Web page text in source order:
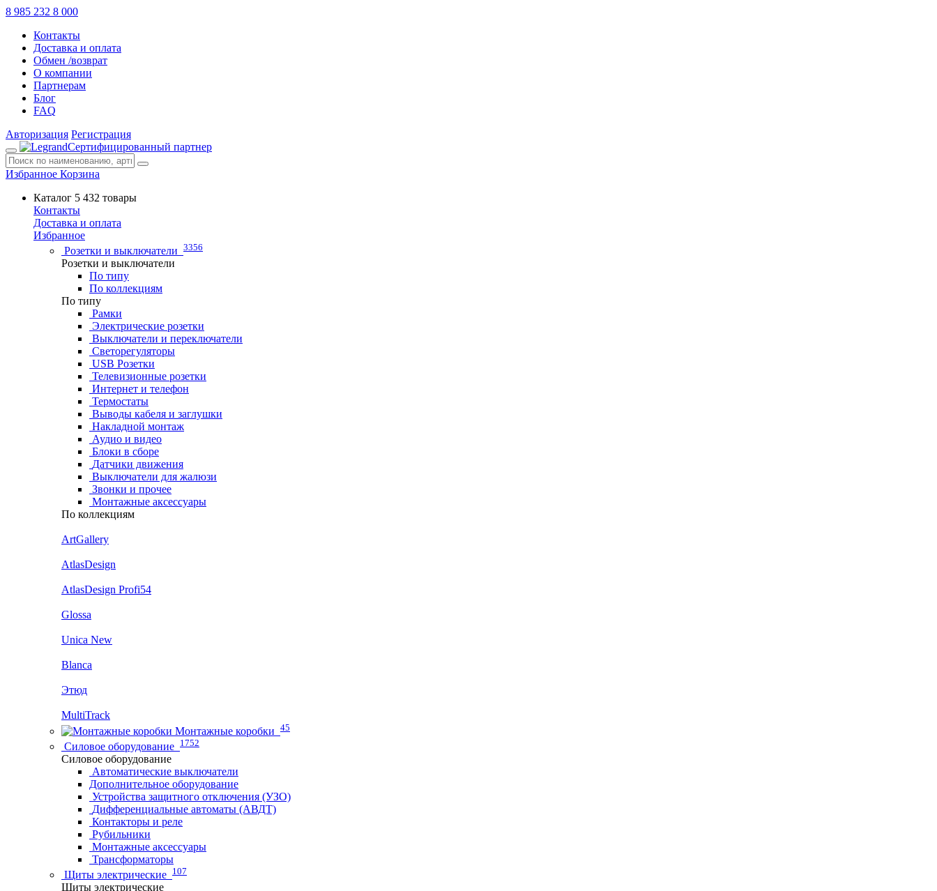
8 985 232 8 000
Контакты
Доставка и оплата
Обмен /возврат
О компании
Партнерам
Блог
FAQ
Авторизация Регистрация
Сертифицированный партнер
Избранное Корзина
Каталог 5 432 товары
Контакты
Доставка и оплата
Избранное
Розетки и выключатели 3356
Розетки и выключатели
По типу
По коллекциям
По типу
Рамки
Электрические розетки
Выключатели и переключатели
Светорегуляторы
USB Розетки
Телевизионные розетки
Интернет и телефон
Термостаты
Выводы кабеля и заглушки
Накладной монтаж
Аудио и видео
Блоки в сборе
Датчики движения
Выключатели для жалюзи
Звонки и прочее
Монтажные аксессуары
По коллекциям
ArtGallery
AtlasDesign
AtlasDesign Profi54
Glossa
Unica New
Blanca
Этюд
MultiTrack
Монтажные коробки 45
Силовое оборудование 1752
Силовое оборудование
Автоматические выключатели
Дополнительное оборудование
Устройства защитного отключения (УЗО)
Дифференциальные автоматы (АВДТ)
Контакторы и реле
Рубильники
Монтажные аксессуары
Трансформаторы
Щиты электрические 107
Щиты электрические